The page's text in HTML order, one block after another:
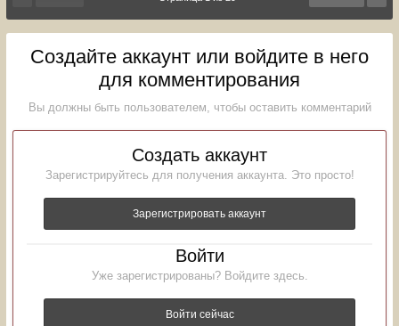
Создайте аккаунт или войдите в него
для комментирования
Вы должны быть пользователем, чтобы оставить комментарий
Создать аккаунт
Зарегистрируйтесь для получения аккаунта. Это просто!
Зарегистрировать аккаунт
Войти
Уже зарегистрированы? Войдите здесь.
Войти сейчас